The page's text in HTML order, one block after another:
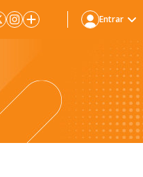
Entrar